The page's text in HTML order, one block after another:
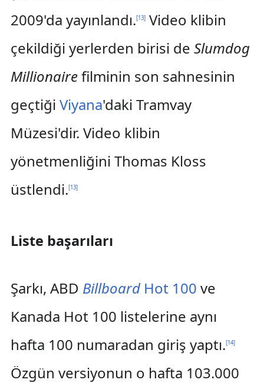
2009'da yayınlandı.[13]Video klibin
çekildiği yerlerden birisi de Slumdog
Millionairefilminin son sahnesinin
geçtiği Viyana'daki Tramvay
Müzesi'dir. Video klibin
yönetmenliğini Thomas Kloss
üstlendi.[13]
Liste başarıları
Şarkı, ABD BillboardHot 100 ve
Kanada Hot 100 listelerine aynı
hafta 100 numaradan giriş yaptı.[14]
Özgün versiyonun o hafta 103.000